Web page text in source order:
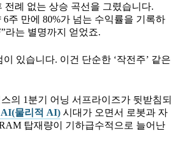
전례 없는 상승 곡선을 그렸습니다.
6주 만에 80%가 넘는 수익률을 기록하
라는 별명까지 얻었죠.
있습니다. 이건 단순한 ‘작전주’ 같은
의 1분기 어닝 서프라이즈가 뒷받침되
AI(물리적 AI) 시대가 오면서 로봇과 자
탑재량이 기하급수적으로 늘어난